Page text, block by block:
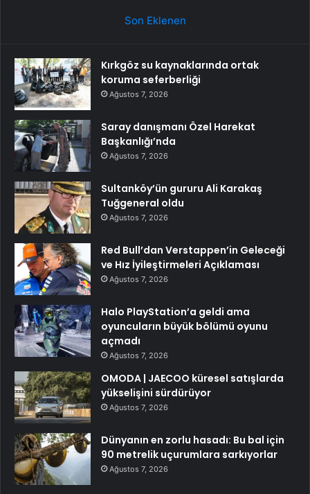
Son Eklenen
Kırkgöz su kaynaklarında ortak
koruma seferberliği
Ağustos 7, 2026
Saray danışmanı Özel Harekat
Başkanlığı’nda
Ağustos 7, 2026
Sultanköy’ün gururu Ali Karakaş
Tuğgeneral oldu
Ağustos 7, 2026
Red Bull’dan Verstappen’in Geleceği
ve Hız İyileştirmeleri Açıklaması
Ağustos 7, 2026
Halo PlayStation’a geldi ama
oyuncuların büyük bölümü oyunu
açmadı
Ağustos 7, 2026
OMODA | JAECOO küresel satışlarda
yükselişini sürdürüyor
Ağustos 7, 2026
Dünyanın en zorlu hasadı: Bu bal için
90 metrelik uçurumlara sarkıyorlar
Ağustos 7, 2026